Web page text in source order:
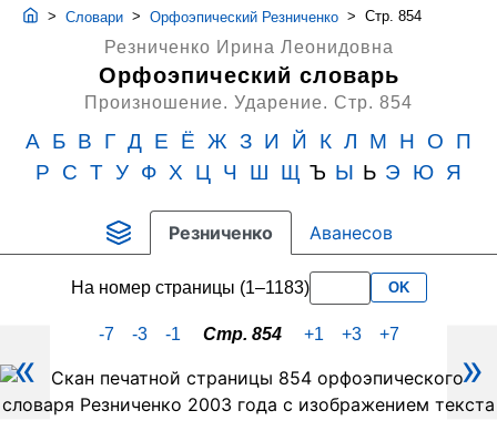
> Словари > Орфоэпический Резниченко > Стр. 854
Резниченко Ирина Леонидовна
Орфоэпический словарь
Произношение. Ударение. Стр. 854
А Б В Г Д Е Ё Ж З И Й К Л М Н О
П
Р
С Т У Ф Х Ц Ч Ш Щ Ъ Ы Ь Э Ю Я
Резниченко Аванесов
На номер страницы (1–1183) OK
-7 -3 -1 Стр. 854 +1 +3 +7
Скан
PDF-
« »